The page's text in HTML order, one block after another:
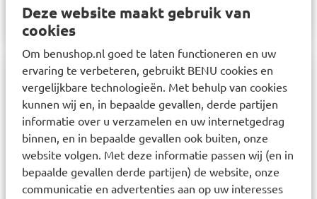
Deze website maakt gebruik van
cookies
Om benushop.nl goed te laten functioneren en uw
ervaring te verbeteren, gebruikt BENU cookies en
vergelijkbare technologieën. Met behulp van cookies
kunnen wij en, in bepaalde gevallen, derde partijen
informatie over u verzamelen en uw internetgedrag
binnen, en in bepaalde gevallen ook buiten, onze
website volgen. Met deze informatie passen wij (en in
bepaalde gevallen derde partijen) de website, onze
communicatie en advertenties aan op uw interesses
vuil.
Samenstelling
Dragermateriaal: Extra dunne en flexibele
polyurethaanfolie Kleefmassa: Huidvriendelijk
polyacrylaat Wondkussen: Vochtopnemend
viscosevlies